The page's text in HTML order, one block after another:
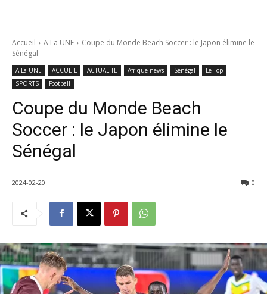
Accueil A La UNE
Coupe du Monde Beach Soccer : le Japon élimine le
Sénégal
A La UNE ACCUEIL ACTUALITE Afrique news Sénégal
Le Top
SPORTS
Football
Coupe du Monde Beach
Soccer : le Japon élimine le
Sénégal
2024-02-20 0